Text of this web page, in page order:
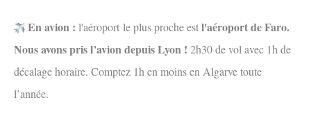
En avion : l'aéroport le plus proche estl'aéroport de Faro.
Nous avons pris l’avion depuis Lyon ! 2h30 de vol avec 1h de
décalage horaire. Comptez 1h en moins en Algarve toute
l’année.